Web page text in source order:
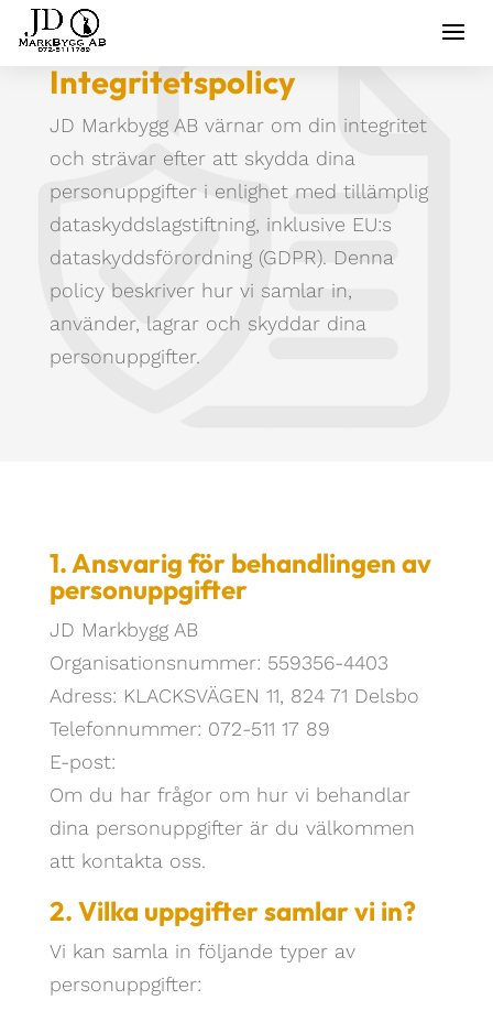
Integritetspolicy
JD Markbygg AB värnar om din integritet
och strävar efter att skydda dina
personuppgifter i enlighet med tillämplig
dataskyddslagstiftning, inklusive EU:s
dataskyddsförordning (GDPR). Denna
policy beskriver hur vi samlar in,
använder, lagrar och skyddar dina
personuppgifter.
1. Ansvarig för behandlingen av
personuppgifter
JD Markbygg AB
Organisationsnummer: 559356-4403
Adress: KLACKSVÄGEN 11, 824 71 Delsbo
Telefonnummer: 072-511 17 89
E-post:
Om du har frågor om hur vi behandlar
dina personuppgifter är du välkommen
att kontakta oss.
2. Vilka uppgifter samlar vi in?
Vi kan samla in följande typer av
personuppgifter: